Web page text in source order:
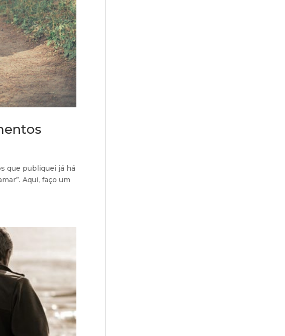
que publiquei já há
Aqui, faço um